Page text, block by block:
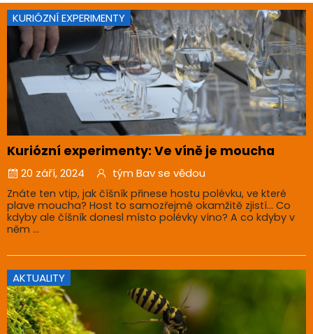
KURIÓZNÍ EXPERIMENTY
Kuriózní experimenty: Ve víně je moucha
20 září, 2024 tým Bav se vědou
Znáte ten vtip, jak číšník přinese hostu polévku, ve které
plave moucha? Host to samozřejmě okamžitě zjistí… Co
kdyby ale číšník donesl místo polévky víno? A co kdyby v
něm ...
AKTUALITY